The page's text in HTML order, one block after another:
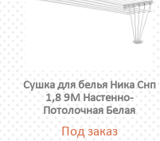
Сушка для белья Ника Снп
1,8 9М Настенно-
Потолочная Белая
Под заказ